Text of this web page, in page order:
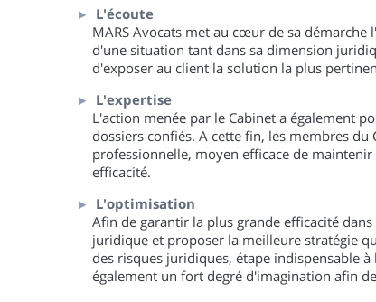
L'écoute
MARS Avocats met au cœur de sa
d'une situation tant dans sa dimension
d'exposer au client la solution la plus
L'expertise
L'action menée par le Cabinet a également
dossiers confiés. A cette fin, les membres
professionnelle, moyen efficace de
efficacité.
L'optimisation
Afin de garantir la plus grande efficacité
juridique et proposer la meilleure stratégie
des risques juridiques, étape indispensable
également un fort degré d'imagination afin